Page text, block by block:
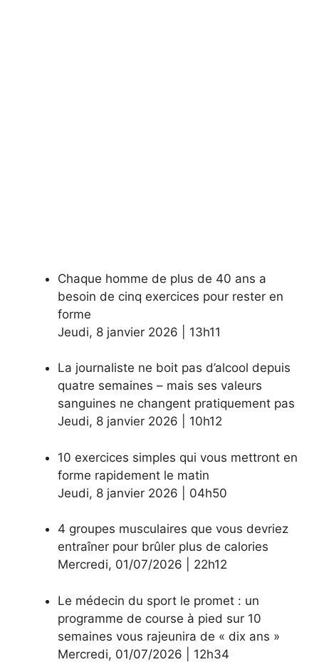
Chaque homme de plus de 40 ans a
besoin de cinq exercices pour rester en
forme
Jeudi, 8 janvier 2026 13h11
La journaliste ne boit pas d’alcool depuis
quatre semaines – mais ses valeurs
sanguines ne changent pratiquement pas
Jeudi, 8 janvier 2026 10h12
10 exercices simples qui vous mettront en
forme rapidement le matin
Jeudi, 8 janvier 2026 04h50
4 groupes musculaires que vous devriez
entraîner pour brûler plus de calories
Mercredi, 01/07/2026 22h12
Le médecin du sport le promet : un
programme de course à pied sur 10
semaines vous rajeunira de « dix ans »
Mercredi, 01/07/2026 12h34